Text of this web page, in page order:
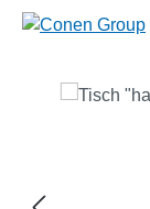
Bildergalerie